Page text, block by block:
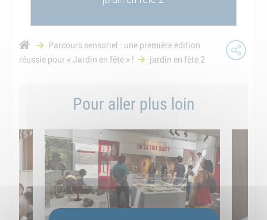
Parcours sensoriel : une première édition
réussie pour « Jardin en fête » !
jardin en fête 2
Pour aller plus loin